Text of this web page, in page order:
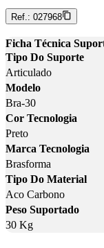
Ref.: 027968
Ficha Técnica
Tipo Do Suporte
Articulado
Modelo
Bra-30
Cor Tecnologia
Preto
Marca Tecnologia
Brasforma
Tipo Do Material
Aco Carbono
Peso Suportado
30 Kg